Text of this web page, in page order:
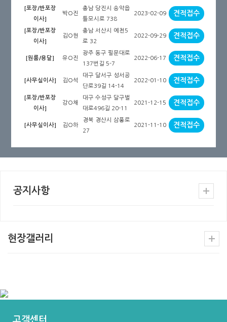
[포장/반포장
이사]
박O진
충남 당진시 송악읍
틀모시로 738
2023-02-09 견적접수
[포장/반포장
이사]
김O현
충남 서산시 예천5
로 32
2022-09-29 견적접수
[원룸/용달] 유O진
광주 동구 필문대로
137번길 5-7
2022-06-17 견적접수
[사무실이사] 김O석
대구 달서구 성서공
단로39길 14-14
2022-01-10 견적접수
[포장/반포장
이사]
강O채
대구 수성구 달구벌
대로496길 20-11
2021-12-15 견적접수
[사무실이사] 김O하
경북 경산시 삼풍로
27
2021-11-10 견적접수
공지사항
현장갤러리
고객센터